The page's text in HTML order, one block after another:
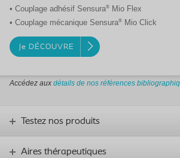
• Couplage adhésif Sensura®
Mio Flex
• Couplage mécanique Sensura® Mio Click
Je DÉCOUVRE
Accédez aux détails de nos références
Testez nos produits
Aires thérapeutiques